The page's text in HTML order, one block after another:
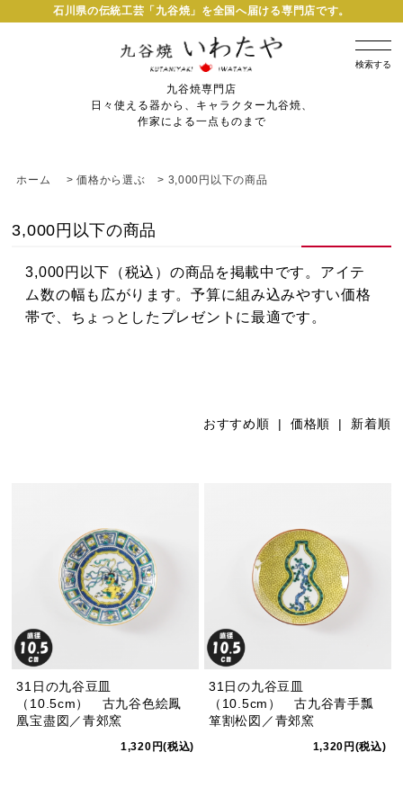
石川県の伝統工芸「九谷焼」を全国へ届ける専門店です。
検索する
九谷焼専門店
日々使える器から、キャラクター九谷焼、
作家による一点ものまで
ホーム >価格から選ぶ > 3,000円以下の商品
3,000円以下の商品
3,000円以下（税込）の商品を掲載中です。アイテ
ム数の幅も広がります。予算に組み込みやすい価格
帯で、ちょっとしたプレゼントに最適です。
おすすめ順 | 価格順 | 新着順
31日の九谷豆皿
（10.5cm） 古九谷色絵鳳
凰宝盡図／青郊窯
1,320円(税込)
31日の九谷豆皿
（10.5cm） 古九谷青手瓢
箪割松図／青郊窯
1,320円(税込)